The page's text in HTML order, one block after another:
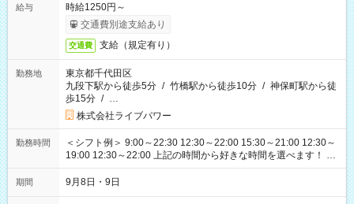
給与
時給1250円～
交通費別途支給あり
交通費 支給（規定有り）
勤務地
東京都千代田区
九段下駅から徒歩5分 / 竹橋駅から徒歩10分 / 神保町駅から徒
歩15分 / …
株式会社ライブパワー
勤務時間
＜シフト例＞ 9:00～22:30 12:30～22:00 15:30～21:00 12:30～
19:00 12:30～22:00 上記の時間から好きな時間を選べます！ ※
時間は変更となる可能性があります
期間 9月8日・9日